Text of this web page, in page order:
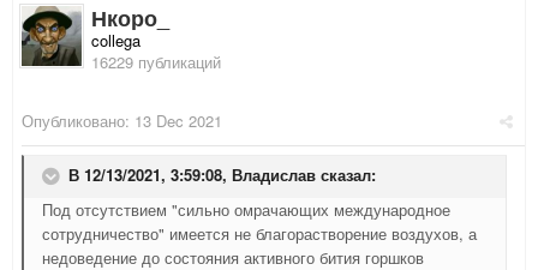
Нкоро_
collega
16229 публикаций
Опубликовано: 13 Dec 2021
В 12/13/2021, 3:59:08, Владислав сказал:
Под отсутствием "сильно омрачающих международное
сотрудничество" имеется не благорастворение воздухов, а
недоведение до состояния активного бития горшков